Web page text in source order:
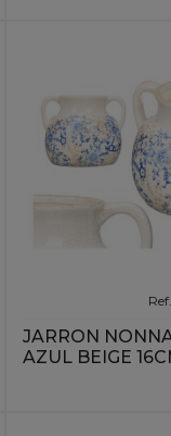
JARRON
AZUL BEIGE